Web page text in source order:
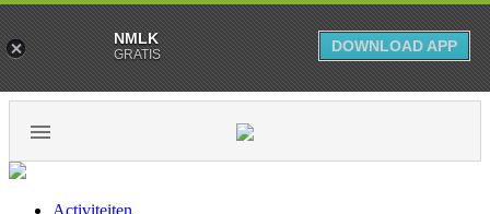
Activiteiten
NMLK
GRATIS DOWNLOAD APP